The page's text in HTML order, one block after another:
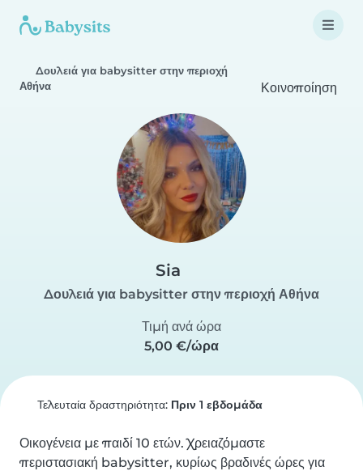
Δουλειά για babysitter στην περιοχή
Αθήνα
Κοινοποίηση
Sia
Δουλειά για babysitter στην περιοχή Αθήνα
Τιμή ανά ώρα
5,00 €/ώρα
Τελευταία δραστηριότητα: Πριν 1 εβδομάδα
Οικογένεια με παιδί 10 ετών. Χρειαζόμαστε
περιστασιακή babysitter, κυρίως βραδινές ώρες για